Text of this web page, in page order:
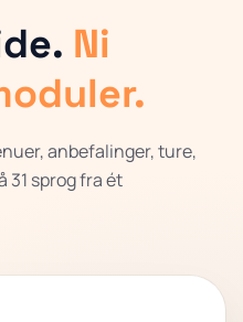
Ni
anbefalinger, ture,
31 sprog fra ét